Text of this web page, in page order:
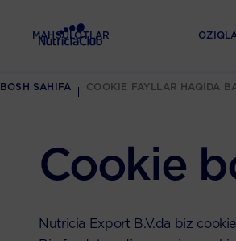
MAHSULOTLAR
BOSH SAHIFA COOKIE FAYLLAR HAQIDA
Cookie
Nutricia Export B.V.da biz